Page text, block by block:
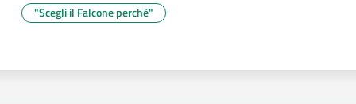
"Scegli il Falcone perchè"